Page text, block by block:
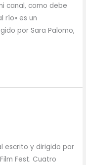
canal, como debe
río» es un
por Sara Palomo,
escrito y dirigido por
Fest. Cuatro